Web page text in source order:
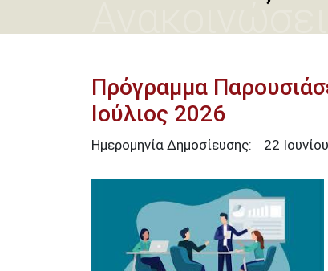
Ανακοινώσεις
Πρόγραμμα
Ιούλιος 2026
Ημερομηνία Δημοσίευσης: 22 Ιουνίου